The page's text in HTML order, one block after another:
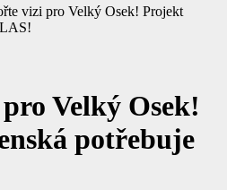
vizi pro Velký Osek! Projekt
Velký Osek!
potřebuje